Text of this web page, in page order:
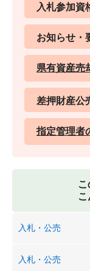
入札参加資
お知らせ・
県有資産売
差押財産公
指定管理者
入札・公売
入札・公売